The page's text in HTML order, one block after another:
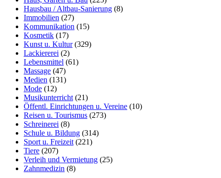
Hausbau / Altbau-Sanierung (8)
Immobilien (27)
Kommunikation (15)
Kosmetik (17)
Kunst u. Kultur(329)
Lackiererei (2)
Lebensmittel (61)
Massage (47)
Medien (131)
Mode (12)
Musikunterricht (21)
Öffentl. Einrichtungen u. Vereine (10)
Reisen u. Tourismus (273)
Schreinerei (8)
Schule u. Bildung (314)
Sport u. Freizeit (221)
Tiere (207)
Verleih und Vermietung (25)
Zahnmedizin (8)